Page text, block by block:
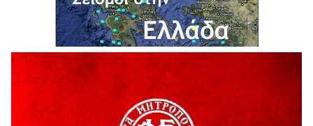
Ο ΑΝΔΡΕΑΣ ΑΣΛΑΝΙΔΗΣ ΣΥΝΕΧΙΖΕΙ ΣΤΟΝ ΠΡΩΤΕΑ
ΓΡΕΒΕΝΩΝ
5 Αυγούστου 2026
Ευχαριστήριο Εκπολιτιστικού Συλλόγου Ταξιάρχη προς κ.
Παρασχάκη Αθανάσιο
Διακοπή υδροδότησης του Α΄ κλάδου ύδρευσης